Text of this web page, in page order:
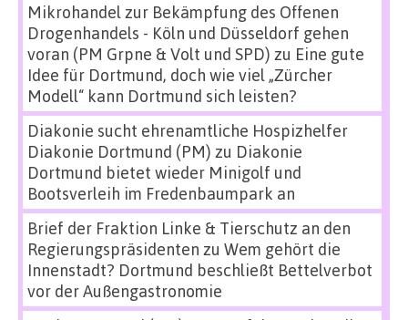
Mikrohandel zur Bekämpfung des Offenen
Drogenhandels - Köln und Düsseldorf gehen
voran (PM Grpne & Volt und SPD) zu Eine gute
Idee für Dortmund, doch wie viel „Zürcher
Modell“ kann Dortmund sich leisten?
Diakonie sucht ehrenamtliche Hospizhelfer
Diakonie Dortmund (PM) zu Diakonie
Dortmund bietet wieder Minigolf und
Bootsverleih im Fredenbaumpark an
Brief der Fraktion Linke & Tierschutz an den
Regierungspräsidenten zu Wem gehört die
Innenstadt? Dortmund beschließt Bettelverbot
vor der Außengastronomie